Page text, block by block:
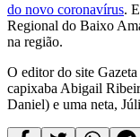
do novo coronavírus.
Regional do Baixo
na região.
O editor do site
capixaba Abigail
Daniel) e uma neta,